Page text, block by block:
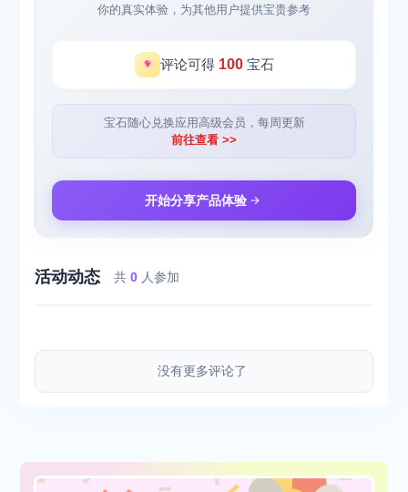
你的真实体验，为其他用户提供宝贵参考
评论可得 100宝石
宝石随心兑换应用高级会员，每周更新
前往查看 >>
开始分享产品体验
活动动态 共0 人参加
没有更多评论了